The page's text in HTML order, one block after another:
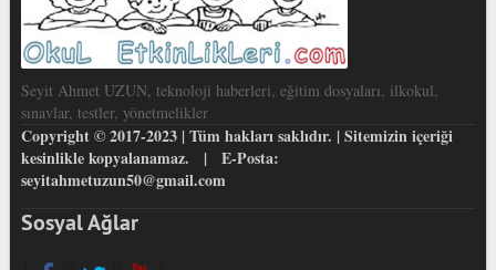
Seyit Ahmet UZUN, teknoloji haberleri, eğitim dosyaları, ilkokul,
sınavlar, testler, yönetmelikler
Copyright © 2017-2023 | Tüm hakları saklıdır. | Sitemizin içeriği
kesinlikle kopyalanamaz. | E-Posta:
seyitahmetuzun50@gmail.com
Sosyal Ağlar